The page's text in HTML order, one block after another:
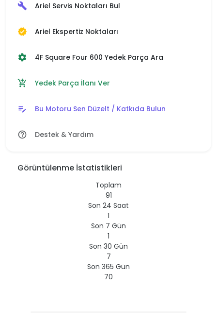
build Ariel Servis Noktaları Bul
verified Ariel Ekspertiz Noktaları
settings 4F Square Four 600 Yedek Parça Ara
add_shopping_cart Yedek Parça İlanı Ver
edit_note Bu Motoru Sen Düzelt / Katkıda Bulun
help_outline Destek & Yardım
Görüntülenme İstatistikleri
Toplam
91
Son 24 Saat
1
Son 7 Gün
1
Son 30 Gün
7
Son 365 Gün
70